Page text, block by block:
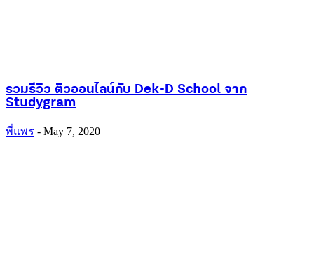
รวมรีวิว ติวออนไลน์กับ Dek-D School จาก
Studygram
พี่แพร - May 7, 2020